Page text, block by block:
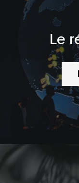
Le